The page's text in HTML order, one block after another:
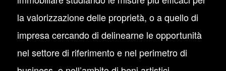
la valorizzazione delle proprietà, o a quello di
impresa cercando di delinearne le opportunità
nel settore di riferimento e nel perimetro di